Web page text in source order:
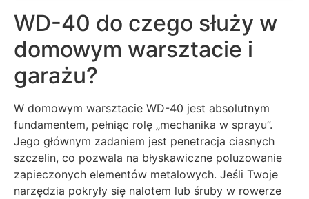
WD-40 do czego służy w
domowym warsztacie i
garażu?
W domowym warsztacie WD-40 jest absolutnym
fundamentem, pełniąc rolę „mechanika w sprayu”.
Jego głównym zadaniem jest penetracja ciasnych
szczelin, co pozwala na błyskawiczne poluzowanie
zapieczonych elementów metalowych. Jeśli Twoje
narzędzia pokryły się nalotem lub śruby w rowerze